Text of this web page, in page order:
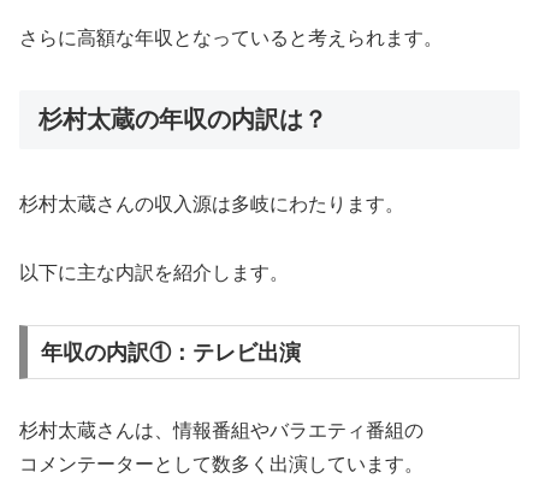
さらに高額な年収となっていると考えられます。
杉村太蔵の年収の内訳は？
杉村太蔵さんの収入源は多岐にわたります。
以下に主な内訳を紹介します。
年収の内訳①：テレビ出演
杉村太蔵さんは、情報番組やバラエティ番組の
コメンテーターとして数多く出演しています。